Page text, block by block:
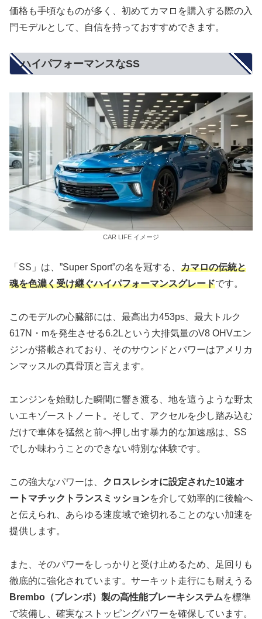
価格も手頃なものが多く、初めてカマロを購入する際の入
門モデルとして、自信を持っておすすめできます。
ハイパフォーマンスなSS
CAR LIFE イメージ
「SS」は、”Super Sport”の名を冠する、 カマロの伝統と
魂を色濃く受け継ぐハイパフォーマンスグレードです。
このモデルの心臓部には、最高出力453ps、最大トルク
617N・mを発生させる6.2Lという大排気量のV8 OHVエン
ジンが搭載されており、そのサウンドとパワーはアメリカ
ンマッスルの真骨頂と言えます。
エンジンを始動した瞬間に響き渡る、地を這うような野太
いエキゾーストノート。そして、アクセルを少し踏み込む
だけで車体を猛然と前へ押し出す暴力的な加速感は、SS
でしか味わうことのできない特別な体験です。
この強大なパワーは、 クロスレシオに設定された10速オ
ートマチックトランスミッションを介して効率的に後輪へ
と伝えられ、あらゆる速度域で途切れることのない加速を
提供します。
また、そのパワーをしっかりと受け止めるため、足回りも
徹底的に強化されています。サーキット走行にも耐えうる
Brembo（ブレンボ）製の高性能ブレーキシステムを標準
で装備し、確実なストッピングパワーを確保しています。